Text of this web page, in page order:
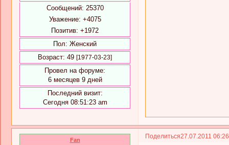
Сообщений: 25370
Уважение: +4075
Позитив: +1972
Пол: Женский
Возраст: 49 [1977-03-23]
Провел на форуме:
6 месяцев 9 дней
Последний визит:
Сегодня 08:51:23 am
Поделиться27.07.2011
Fan